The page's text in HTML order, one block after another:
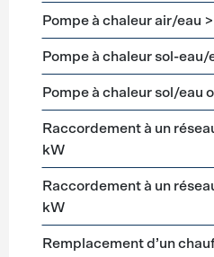
Pompe à chaleur air/eau
Pompe à chaleur sol-eau/
Pompe à chaleur sol/eau
Raccordement à un
kW
Raccordement à un
kW
Remplacement d’un